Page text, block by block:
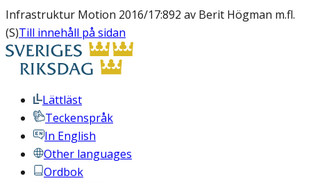
Infrastruktur Motion 2016/17:892 av Berit Högman m.fl.
(S)Till innehåll på sidan
Lättläst
Teckenspråk
In English
Other languages
Ordbok